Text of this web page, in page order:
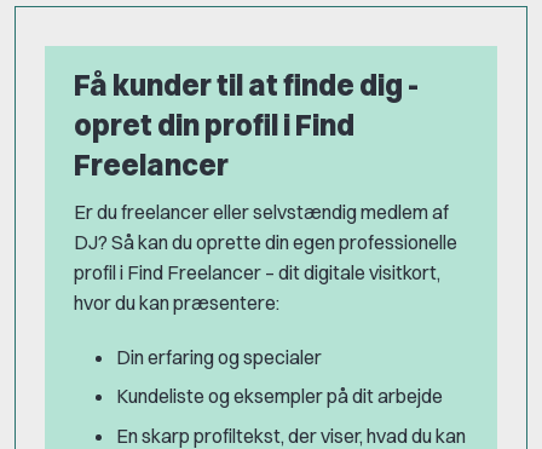
Få kunder til at finde dig -
opret din profil i Find
Freelancer
Er du freelancer eller selvstændig medlem af
DJ? Så kan du oprette din egen professionelle
profil i Find Freelancer – dit digitale visitkort,
hvor du kan præsentere:
Din erfaring og specialer
Kundeliste og eksempler på dit arbejde
En skarp profiltekst, der viser, hvad du kan